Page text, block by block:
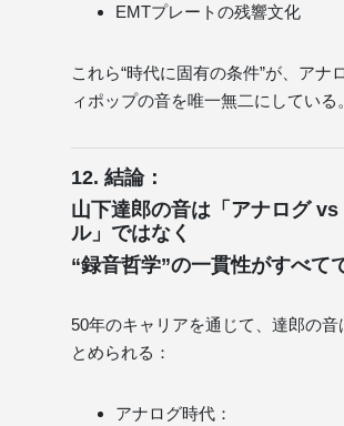
EMTプレートの残響文化
これら“時代に固有の条件”が、アナ
ィポップの音を唯一無二にしている。
12. 結論：
山下達郎の音は「アナログ vs
ル」ではなく
“録音哲学”の一貫性がすべて
50年のキャリアを通じて、達郎の音
とめられる：
アナログ時代：